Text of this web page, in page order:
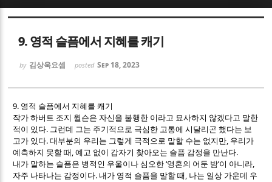
9. 영적 슬픔에서 지혜를 캐기
by 김상욱요셉 posted Sep 18, 2023
9. 영적 슬픔에서 지혜를 캐기
작가 하버트 조지 윌슨은 자신을 불행한 이라고 묘사하지 않겠다고 말한
적이 있다. 그런데 그는 주기적으로 극심한 고통에 시달리곤 했다는 보
고가 있다.대부분의 우리는 그렇게 극적으로 말할 수는 없지만, 우리가
예측하지 못할 때 ,예고 없이 갑자기 찾아오는 슬픔 감정을 만난다.
내가 말하는 슬픔은 병적인 우울이나 심오한‘영혼의 어둔 밤’이 아니라,
자주 나타나는 감정이다.내가 영적 슬픔을 말할 때 , 나는 일상 가운데 우
Sketchbook5, 스케치북5
Sketchbook5, 스케치북5
Sketchbook5, 스케치북5
Sketchbook5, 스케치북5